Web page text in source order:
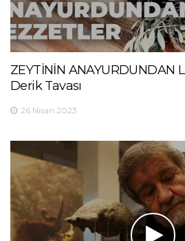
ZEYTİNİN ANAYURDUNDAN
Derik Tavası
26 Nisan 2023